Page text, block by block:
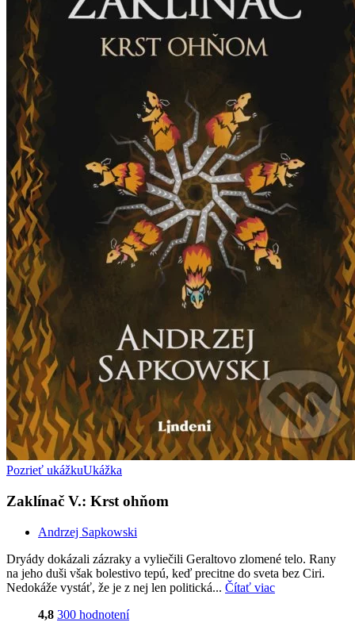
Pozrieť ukážkuUkážka
Zaklínač V.: Krst ohňom
Andrzej Sapkowski
Dryády dokázali zázraky a vyliečili Geraltovo zlomené telo. Rany
na jeho duši však bolestivo tepú, keď precitne do sveta bez Ciri.
Nedokáže vystáť, že je z nej len politická... Čítať viac
4,8 300 hodnotení